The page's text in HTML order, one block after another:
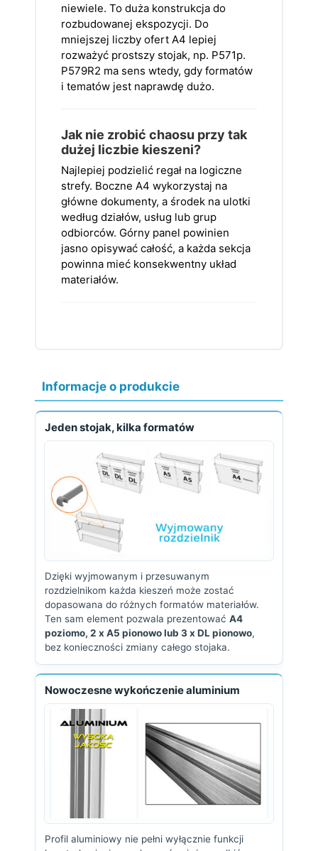
niewiele. To duża konstrukcja do
rozbudowanej ekspozycji. Do
mniejszej liczby ofert A4 lepiej
rozważyć prostszy stojak, np. P571p.
P579R2 ma sens wtedy, gdy formatów
i tematów jest naprawdę dużo.
Jak nie zrobić chaosu przy tak
dużej liczbie kieszeni?
Najlepiej podzielić regał na logiczne
strefy. Boczne A4 wykorzystaj na
główne dokumenty, a środek na ulotki
według działów, usług lub grup
odbiorców. Górny panel powinien
jasno opisywać całość, a każda sekcja
powinna mieć konsekwentny układ
materiałów.
Informacje o produkcie
Jeden stojak, kilka formatów
Dzięki wyjmowanym i przesuwanym
rozdzielnikom każda kieszeń może zostać
dopasowana do różnych formatów materiałów.
Ten sam element pozwala prezentować A4
poziomo, 2 x A5 pionowo lub 3 x DL pionowo,
bez konieczności zmiany całego stojaka.
Nowoczesne wykończenie aluminium
Profil aluminiowy nie pełni wyłącznie funkcji